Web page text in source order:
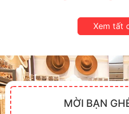
Xem tất
MỜI BẠN